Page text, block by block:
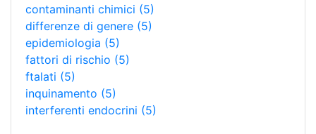
contaminanti chimici (5)
differenze di genere (5)
epidemiologia (5)
fattori di rischio (5)
ftalati (5)
inquinamento (5)
interferenti endocrini (5)